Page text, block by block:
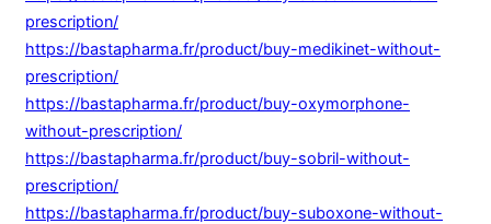
prescription/
https://bastapharma.fr/product/buy-medikinet-without-
prescription/
https://bastapharma.fr/product/buy-oxymorphone-
without-prescription/
https://bastapharma.fr/product/buy-sobril-without-
prescription/
https://bastapharma.fr/product/buy-suboxone-without-